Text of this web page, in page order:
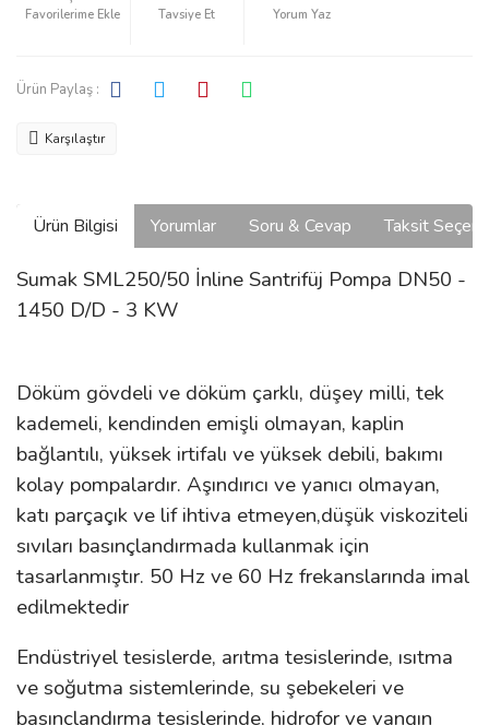
Tavsiye Et Yorum Yaz
Ürün Paylaş :
Karşılaştır
Ürün Bilgisi Yorumlar Soru & Cevap Taksit
Sumak SML250/50 İnline Santrifüj Pompa DN50 -
1450 D/D - 3 KW
Döküm gövdeli ve döküm çarklı, düşey milli, tek
kademeli, kendinden emişli olmayan, kaplin
bağlantılı, yüksek irtifalı ve yüksek debili, bakımı
kolay pompalardır. Aşındırıcı ve yanıcı olmayan,
katı parçaçık ve lif ihtiva etmeyen,düşük viskoziteli
sıvıları basınçlandırmada kullanmak için
tasarlanmıştır. 50 Hz ve 60 Hz frekanslarında imal
edilmektedir
Endüstriyel tesislerde, arıtma tesislerinde, ısıtma
ve soğutma sistemlerinde, su şebekeleri ve
basınçlandırma tesislerinde, hidrofor ve yangın